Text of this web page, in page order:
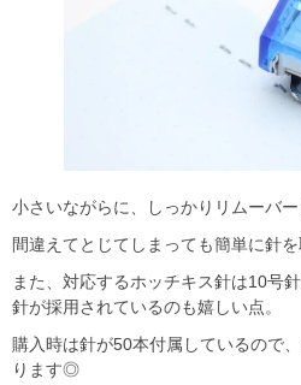
小さいながらに、しっかりリムーバー
間違えてとじてしまっても簡単に針を
また、対応するホッチキス針は10号
針が採用されているのも嬉しい点。
購入時は針が50本付属しているので
ります◎